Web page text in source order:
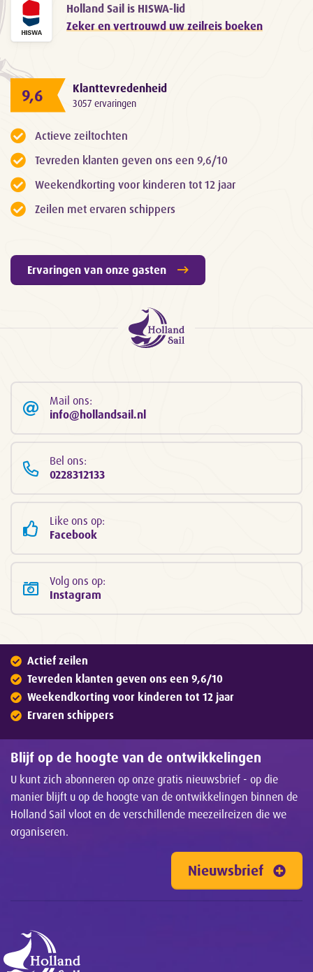
Holland Sail is HISWA-lid
Zeker en vertrouwd uw zeilreis boeken
9,6 Klanttevredenheid
3057 ervaringen
Actieve zeiltochten
Tevreden klanten geven ons een 9,6/10
Weekendkorting voor kinderen tot 12 jaar
Zeilen met ervaren schippers
Ervaringen van onze gasten
Mail ons:
info@hollandsail.nl
Bel ons:
0228312133
Like ons op:
Facebook
Volg ons op:
Instagram
Actief zeilen
Tevreden klanten geven ons een 9,6/10
Weekendkorting voor kinderen tot 12 jaar
Ervaren schippers
Blijf op de hoogte van de ontwikkelingen
U kunt zich abonneren op onze gratis nieuwsbrief - op die
manier blijft u op de hoogte van de ontwikkelingen binnen de
Holland Sail vloot en de verschillende meezeilreizen die we
organiseren.
Nieuwsbrief